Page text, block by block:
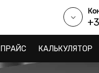
ПРАЙС КАЛЬКУЛЯТОР